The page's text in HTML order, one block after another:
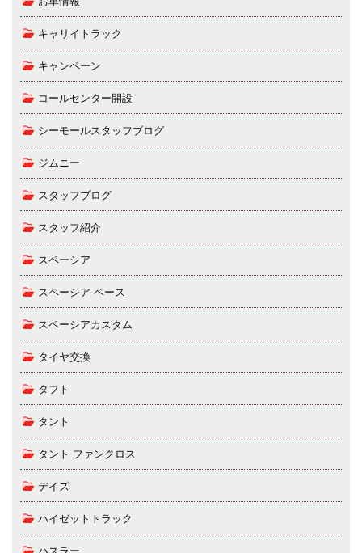
キャリイトラック
キャンペーン
コールセンター開設
シーモールスタッフブログ
ジムニー
スタッフブログ
スタッフ紹介
スペーシア
スペーシア ベース
スペーシアカスタム
タイヤ交換
タフト
タント
タント ファンクロス
デイズ
ハイゼットトラック